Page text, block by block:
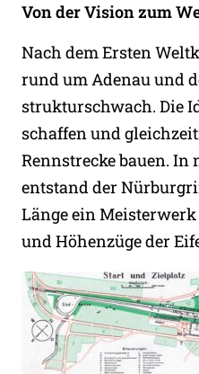
Von der Vision zum
Nach dem Ersten
rund um Adenau und
strukturschwach. Die
schaffen und
Rennstrecke bauen.
entstand der
Länge ein
und Höhenzüge der